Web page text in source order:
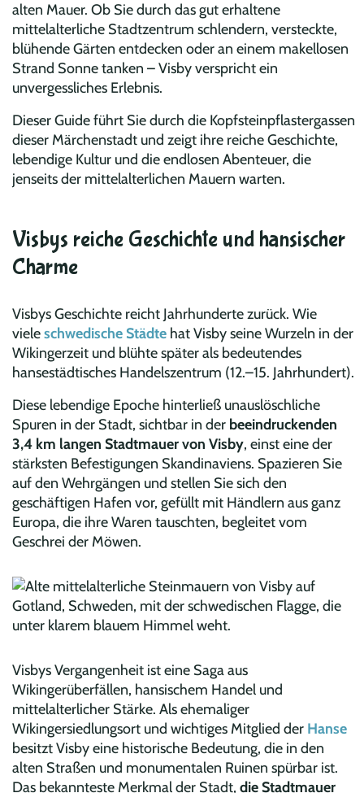
alten Mauer. Ob Sie durch das gut erhaltene
mittelalterliche Stadtzentrum schlendern, versteckte,
blühende Gärten entdecken oder an einem makellosen
Strand Sonne tanken – Visby verspricht ein
unvergessliches Erlebnis.
Dieser Guide führt Sie durch die Kopfsteinpflastergassen
dieser Märchenstadt und zeigt ihre reiche Geschichte,
lebendige Kultur und die endlosen Abenteuer, die
jenseits der mittelalterlichen Mauern warten.
Visbys reiche Geschichte und hansischer
Charme
Visbys Geschichte reicht Jahrhunderte zurück. Wie
vieleschwedische Städte hat Visby seine Wurzeln in der
Wikingerzeit und blühte später als bedeutendes
hansestädtisches Handelszentrum (12.–15. Jahrhundert).
Diese lebendige Epoche hinterließ unauslöschliche
Spuren in der Stadt, sichtbar in der beeindruckenden
3,4 km langen Stadtmauer von Visby, einst eine der
stärksten Befestigungen Skandinaviens. Spazieren Sie
auf den Wehrgängen und stellen Sie sich den
geschäftigen Hafen vor, gefüllt mit Händlern aus ganz
Europa, die ihre Waren tauschten, begleitet vom
Geschrei der Möwen.
Visbys Vergangenheit ist eine Saga aus
Wikingerüberfällen, hansischem Handel und
mittelalterlicher Stärke. Als ehemaliger
Wikingersiedlungsort und wichtiges Mitglied der Hanse
besitzt Visby eine historische Bedeutung, die in den
alten Straßen und monumentalen Ruinen spürbar ist.
Das bekannteste Merkmal der Stadt, die Stadtmauer